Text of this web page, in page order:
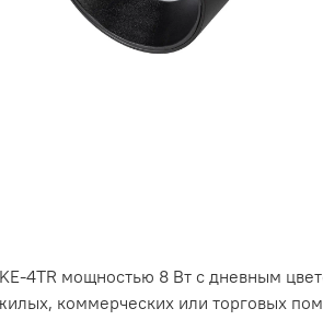
4TR мощностью 8 Вт с дневным
коммерческих или торговых